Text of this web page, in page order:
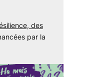
des
par la